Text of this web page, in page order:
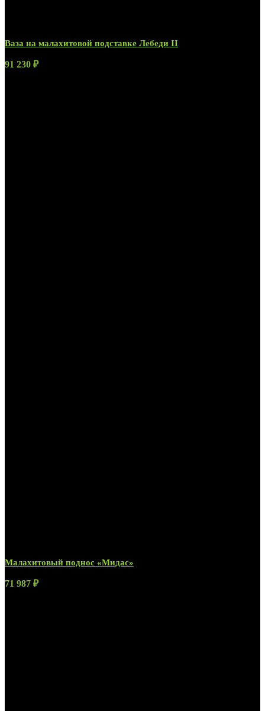
Ваза на малахитовой подставке Лебеди II
91 230 ₽
Малахитовый поднос «Мидас»
71 987 ₽